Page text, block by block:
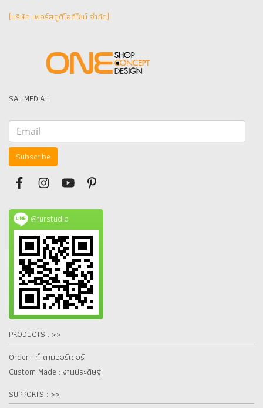
(บริษัท เฟอร์สตูดิโอดีไซน์ จำกัด]
SAL MEDIA :
Subscribe
@furstudio
PRODUCTS : >>
Order : ทำตามออร์เดอร์
Custom Made : งานประดิษฐ์
SUPPORTS : >>